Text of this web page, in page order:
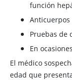
función
Pruebas de
En
El médico
edad que